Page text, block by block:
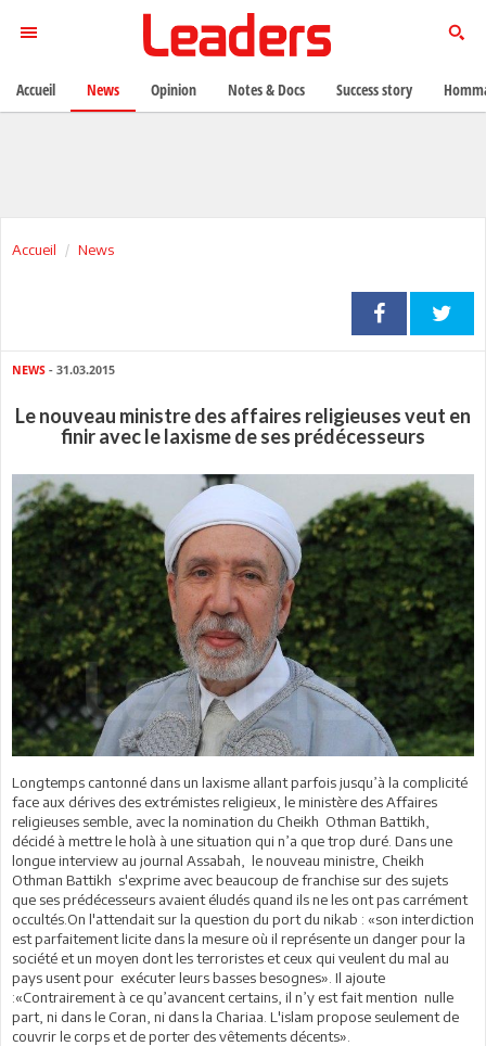
Accueil News
NEWS - 31.03.2015
Le nouveau ministre des affaires religieuses veut en
finir avec le laxisme de ses prédécesseurs
Longtemps cantonné dans un laxisme allant parfois jusqu’à la complicité
face aux dérives des extrémistes religieux, le ministère des Affaires
religieuses semble, avec la nomination du Cheikh Othman Battikh,
décidé à mettre le holà à une situation qui n’a que trop duré. Dans une
longue interview au journal Assabah,
le nouveau ministre, Cheikh
Othman Battikh s'exprime avec beaucoup de franchise sur des sujets
que ses prédécesseurs avaient éludés quand ils ne les ont pas carrément
occultés.On l'attendait sur la question du port du nikab : «son interdiction
est parfaitement licite dans la mesure où il représente un danger pour la
société et un moyen dont les terroristes et ceux qui veulent du mal au
pays usent pour exécuter leurs basses besognes». Il ajoute
:«Contrairement à ce qu’avancent certains, il n’y est fait mention nulle
part, ni dans le Coran, ni dans la Chariaa. L'islam propose seulement de
couvrir le corps et de porter des vêtements décents».
Accueil News Opinion Notes & Docs Success story